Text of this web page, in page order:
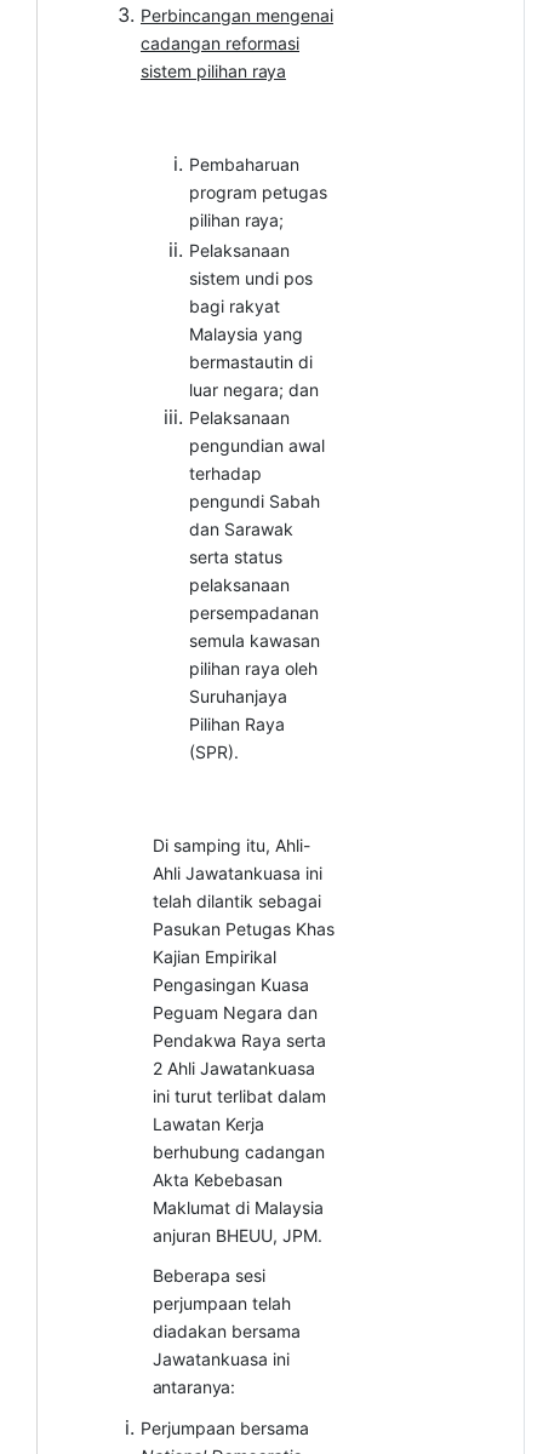
Perbincangan mengenai
cadangan reformasi
sistem pilihan raya
Pembaharuan
program petugas
pilihan raya;
Pelaksanaan
sistem undi pos
bagi rakyat
Malaysia yang
bermastautin di
luar negara; dan
Pelaksanaan
pengundian awal
terhadap
pengundi Sabah
dan Sarawak
serta status
pelaksanaan
persempadanan
semula kawasan
pilihan raya oleh
Suruhanjaya
Pilihan Raya
(SPR).
Di samping itu, Ahli-
Ahli Jawatankuasa ini
telah dilantik sebagai
Pasukan Petugas Khas
Kajian Empirikal
Pengasingan Kuasa
Peguam Negara dan
Pendakwa Raya serta
2 Ahli Jawatankuasa
ini turut terlibat dalam
Lawatan Kerja
berhubung cadangan
Akta Kebebasan
Maklumat di Malaysia
anjuran BHEUU, JPM.
Beberapa sesi
perjumpaan telah
diadakan bersama
Jawatankuasa ini
antaranya:
Perjumpaan bersama